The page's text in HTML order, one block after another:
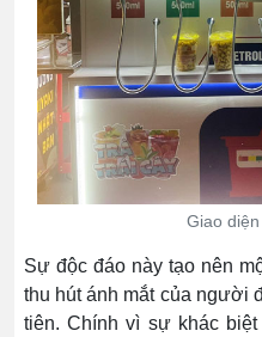
Giao
Sự độc đáo này tạo nên
thu hút ánh mắt của người
tiên. Chính vì sự khác